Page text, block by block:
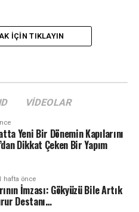
IÇIN TIKLAYIN
VIDEOLAR
Yeni Bir Dönemin Kapılarını
Dikkat Çeken Bir Yapım
hafta önce
İmzası: Gökyüzü Bile Artık
Destanı…